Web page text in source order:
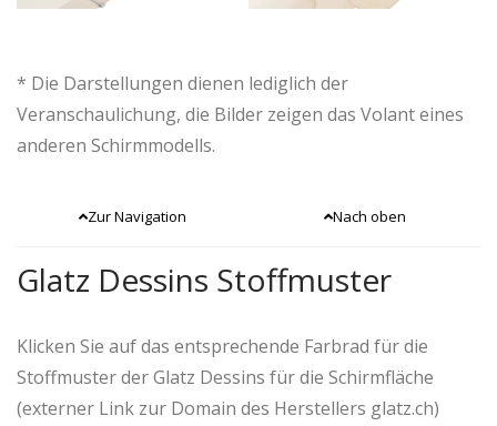
* Die Darstellungen dienen lediglich der
Veranschaulichung, die Bilder zeigen das Volant eines
anderen Schirmmodells.
Zur Navigation Nach oben
Glatz Dessins Stoffmuster
Klicken Sie auf das entsprechende Farbrad für die
Stoffmuster der Glatz Dessins für die Schirmfläche
(externer Link zur Domain des Herstellers glatz.ch)